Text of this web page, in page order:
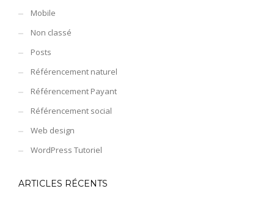
Mobile
Non classé
Posts
Référencement naturel
Référencement Payant
Référencement social
Web design
WordPress Tutoriel
ARTICLES RÉCENTS